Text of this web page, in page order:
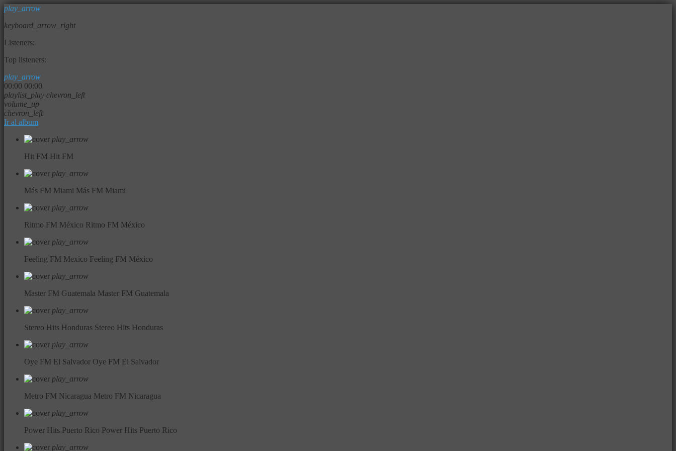
play_arrow
keyboard_arrow_right
Listeners:
Top listeners:
play_arrow
00:00 00:00
playlist_play chevron_left
volume_up
chevron_left
Ir al album
play_arrow
Hit FM Hit FM
play_arrow
Más FM Miami Más FM Miami
play_arrow
Ritmo FM México Ritmo FM México
play_arrow
Feeling FM Mexico Feeling FM México
play_arrow
Master FM Guatemala Master FM Guatemala
play_arrow
Stereo Hits Honduras Stereo Hits Honduras
play_arrow
Oye FM El Salvador Oye FM El Salvador
play_arrow
Metro FM Nicaragua Metro FM Nicaragua
play_arrow
Power Hits Puerto Rico Power Hits Puerto Rico
play_arrow